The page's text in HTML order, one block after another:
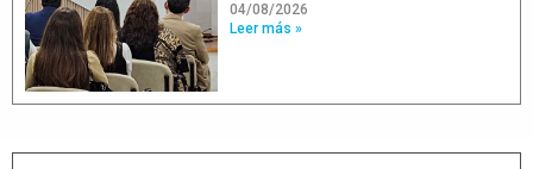
04/08/2026
Leer más »